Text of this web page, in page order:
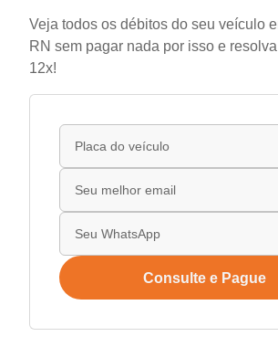
Veja todos os débitos do seu veículo
RN sem pagar nada por isso e
12x!
Consulte e Pague